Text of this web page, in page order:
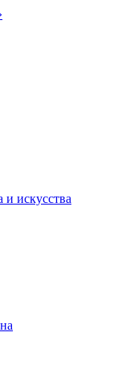
искусства